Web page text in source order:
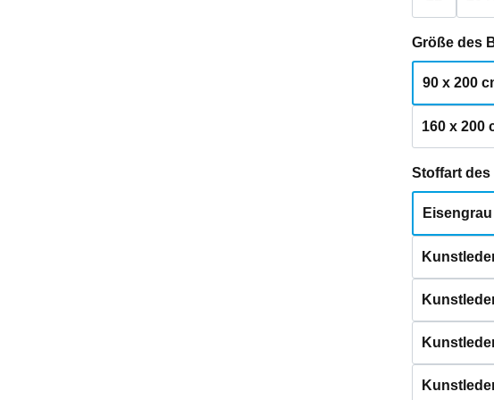
Größe des
90 x 200
160 x 200
Stoffart